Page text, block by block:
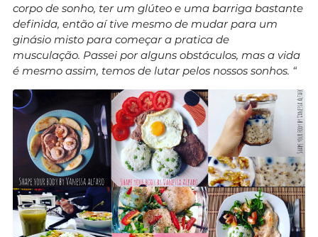
corpo de sonho, ter um glúteo e uma barriga bastante
definida, então aí tive mesmo de mudar para um
ginásio misto para começar a pratica de
musculação. Passei por alguns obstáculos, mas a vida
é mesmo assim, temos de lutar pelos nossos sonhos. “